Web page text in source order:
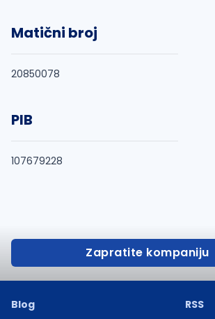
Matični broj
20850078
PIB
107679228
Zapratite kompaniju
Blog
RSS